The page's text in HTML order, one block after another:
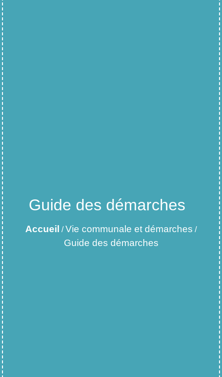
Guide des démarches
Accueil /Vie communale et démarches /
Guide des démarches